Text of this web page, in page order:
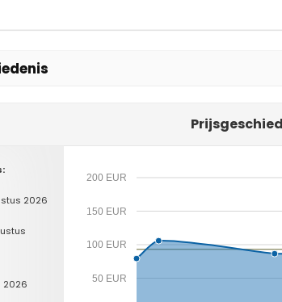
2026
2026 50 EUR
100 EUR
150 EUR
200 EUR